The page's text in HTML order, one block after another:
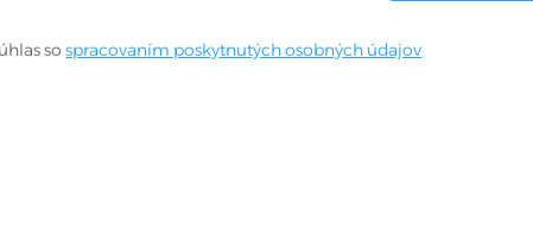
sospracovaním poskytnutých osobných údajov